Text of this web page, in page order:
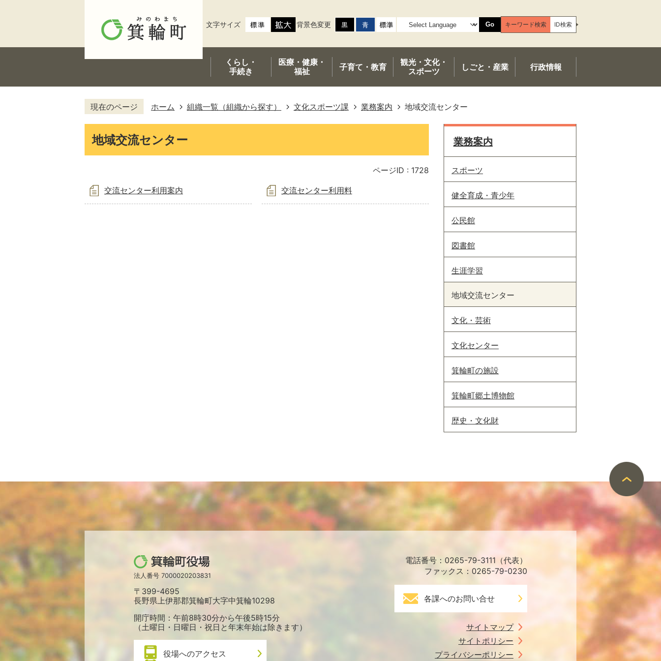
文字サイズ 背景色変更 Go キーワード検索 ID検索
くらし・
手続き
医療・健康・
福祉
子育て・ 教育
観光・文化・
スポーツ
しごと・産業 行政情報
現在のページ ホーム 組織一覧（組織から探す） 文化スポーツ課 業務案内 地域交流センター
地域交流センター
ページID : 1728
交流センター利用案内 交流センター利用料
業務案内
スポーツ
健全育成・青少年
公民館
図書館
生涯学習
地域交流センター
文化・芸術
文化センター
箕輪町の施設
箕輪町郷土博物館
歴史・文化財
箕
輪
町
役
場
法人番号 7000020203831
〒399-4695
長野県上伊那郡箕輪町大字中箕輪10298
開庁時間：午前8時30分から午後5時15分
（土曜日・日曜日・祝日と年末年始は除きます）
役場へのアクセス
電話番号：0265-79-3111（代表）
ファックス：0265-79-0230
各課へのお問い合せ
サイトマップ
サイトポリシー
プライバシーポリシー